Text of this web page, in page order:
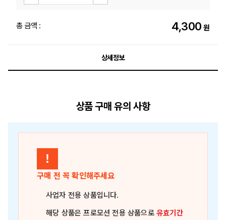
총 금액 : 4,300 원
상세정보
상품 구매 유의 사항
!
구매 전 꼭 확인해주세요
사업자 전용 상품입니다.
해당 상품은프로모션 전용 상품으로유효기간